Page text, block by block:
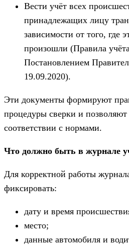
Вести учёт всех
принадлежащих лицу
зависимости от того, где
произошли (Правила
Постановлением
19.09.2020).
Эти документы формируют
процедуры сверки и позволяют
соответствии с нормами.
Что должно быть в журнале
Для корректной работы
фиксировать:
дату и время
место;
данные автомобиля и